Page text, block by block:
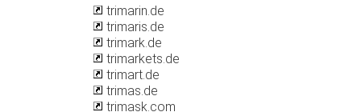
trimarin.de
trimaris.de
trimark.de
trimarkets.de
trimart.de
trimas.de
trimask.com